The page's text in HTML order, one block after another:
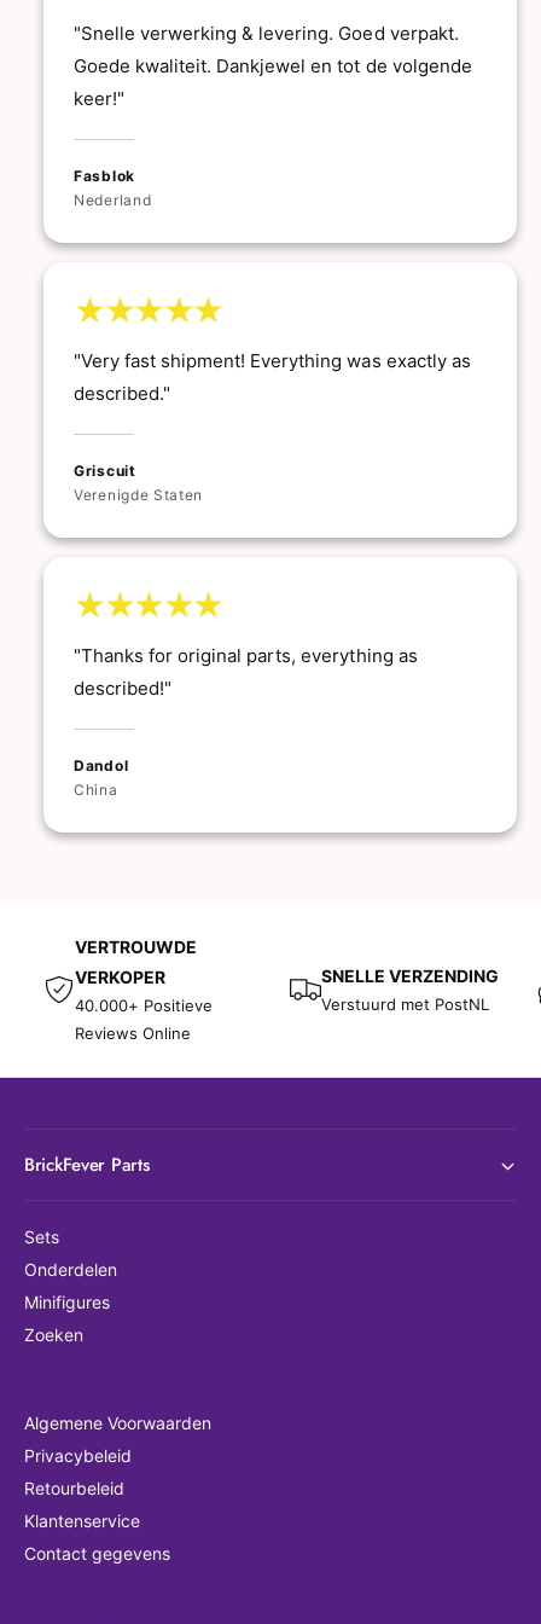
9 8
9
"Snelle verwerking & levering. Goed verpakt.
Goede kwaliteit. Dankjewel en tot de volgende
keer!"
Fasblok
Nederland
"Very fast shipment! Everything was exactly as
described."
Griscuit
Verenigde Staten
"Thanks for original parts, everything as
described!"
Dandol
China
VERTROUWDE
VERKOPER
40.000+ Positieve
Reviews Online
SNELLE VERZENDING
Verstuurd met PostNL
BrickFever Parts
Sets
Onderdelen
Minifigures
Zoeken
Algemene Voorwaarden
Privacybeleid
Retourbeleid
Klantenservice
Contact gegevens